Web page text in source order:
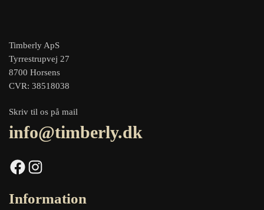
Timberly ApS
Tyrrestrupvej 27
8700 Horsens
CVR: 38518038
Skriv til os på mail
info@timberly.dk
Facebook Instagram
Information